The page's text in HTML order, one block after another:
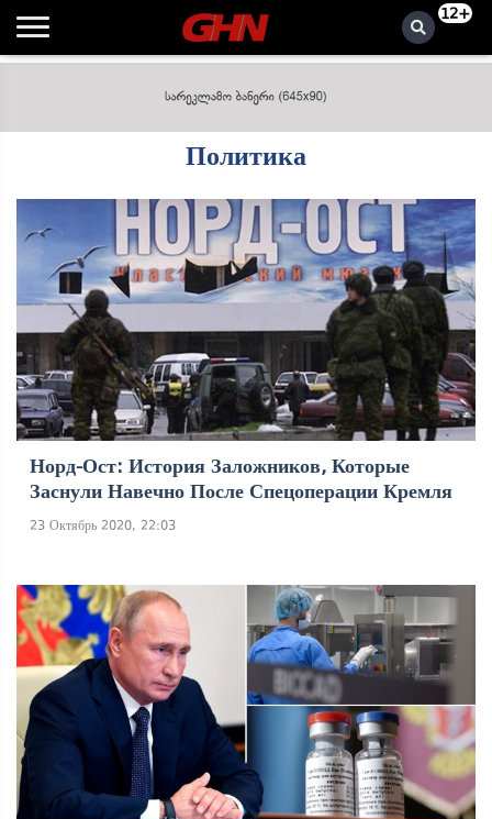
12+
Политика
Норд-Ост: История Заложников, Которые
Заснули Навечно После Спецоперации Кремля
23 Октябрь 2020, 22:03